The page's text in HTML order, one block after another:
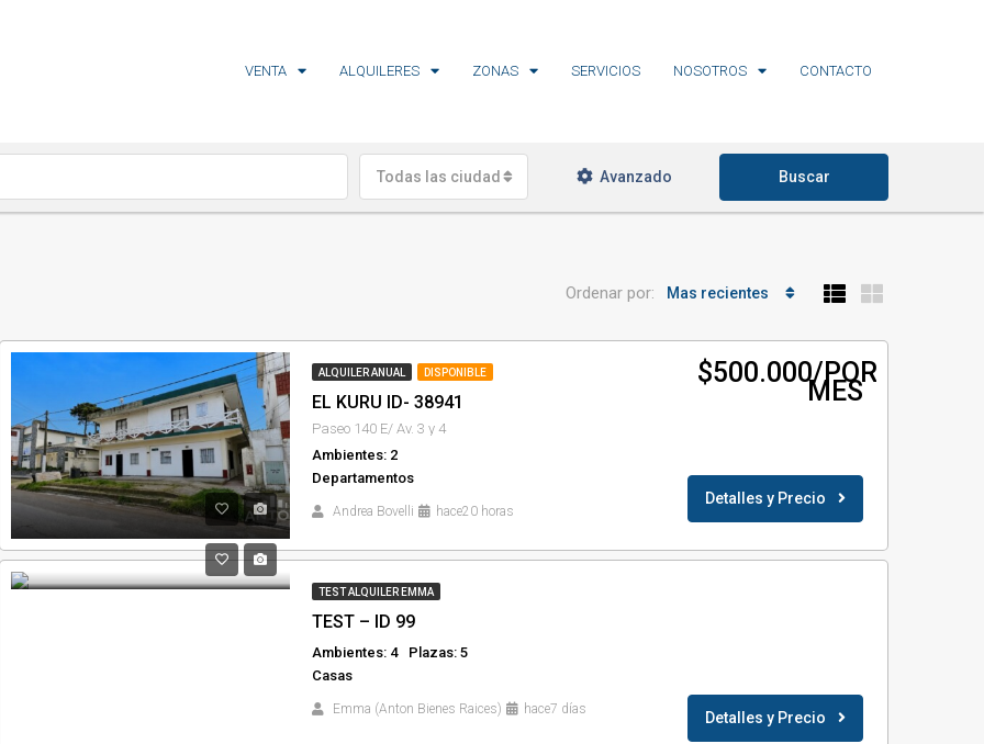
VENTA ALQUILERES ZONAS SERVICIOS NOSOTROS CONTACTO
Todas las ciudades Avanzado Buscar
Ordenar por: Mas recientes
ALQUILER ANUAL DISPONIBLE
EL KURU ID- 38941
Paseo 140 E/ Av. 3 y 4
Ambientes: 2
Departamentos
Andrea Bovelli hace20 horas
$500.000/POR
MES
Detalles y Precio
TEST ALQUILER EMMA
TEST – ID 99
Ambientes: 4
Plazas: 5
Casas
Emma (Anton Bienes Raices) hace7 días Detalles y Precio